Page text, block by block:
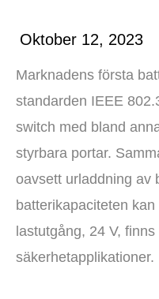
Oktober 12, 2023
Marknadens första
standarden IEEE
switch med bland
styrbara portar.
oavsett urladdning av
batterikapaciteten
lastutgång, 24 V,
säkerhetapplikationer.